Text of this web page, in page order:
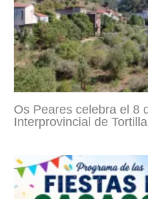
Os Peares celebra el 8
Interprovincial de